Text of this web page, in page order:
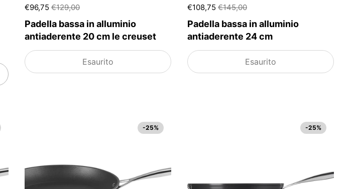
€96,75 €129,00
Padella bassa in alluminio
antiaderente 20 cm le creuset
Esaurito
€108,75 €145,00
Padella bassa in alluminio
antiaderente 24 cm
Esaurito
-25% -25%